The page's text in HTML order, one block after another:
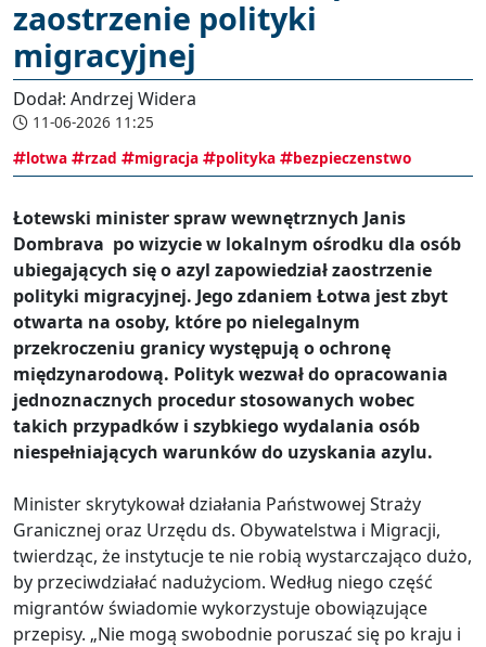
zaostrzenie polityki
migracyjnej
Dodał: Andrzej Widera
11-06-2026 11:25
lotwa
rzad migracja polityka bezpieczenstwo
Łotewski minister spraw wewnętrznych Janis
Dombrava po wizycie w lokalnym ośrodku dla osób
ubiegających się o azyl zapowiedział zaostrzenie
polityki migracyjnej. Jego zdaniem Łotwa jest zbyt
otwarta na osoby, które po nielegalnym
przekroczeniu granicy występują o ochronę
międzynarodową. Polityk wezwał do opracowania
jednoznacznych procedur stosowanych wobec
takich przypadków i szybkiego wydalania osób
niespełniających warunków do uzyskania azylu.
Minister skrytykował działania Państwowej Straży
Granicznej oraz Urzędu ds. Obywatelstwa i Migracji,
twierdząc, że instytucje te nie robią wystarczająco dużo,
by przeciwdziałać nadużyciom. Według niego część
migrantów świadomie wykorzystuje obowiązujące
przepisy. „Nie mogą swobodnie poruszać się po kraju i